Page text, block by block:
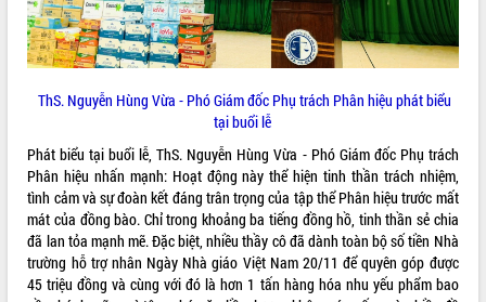
ThS. Nguyễn Hùng Vừa - Phó Giám đốc Phụ trách Phân hiệu phát biểu
tại buổi lễ
Phát biểu tại buổi lễ, ThS. Nguyễn Hùng Vừa - Phó Giám đốc Phụ trách
Phân hiệu nhấn mạnh: Hoạt động này thể hiện tinh thần trách nhiệm,
tình cảm và sự đoàn kết đáng trân trọng của tập thể Phân hiệu trước mất
mát của đồng bào. Chỉ trong khoảng ba tiếng đồng hồ, tinh thần sẻ chia
đã lan tỏa mạnh mẽ. Đặc biệt, nhiều thầy cô đã dành toàn bộ số tiền Nhà
trường hỗ trợ nhân Ngày Nhà giáo Việt Nam 20/11 để quyên góp được
45 triệu đồng và cùng với đó là hơn 1 tấn hàng hóa nhu yếu phẩm bao